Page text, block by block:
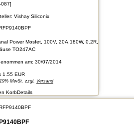
087]
Vishay Siliconix
Power Mosfet, 100V, 20A,180W, 0.2R,
TO247AC
am: 30/07/2014
1.55 EUR
MwSt. zzgl. Versand
KorbDetails